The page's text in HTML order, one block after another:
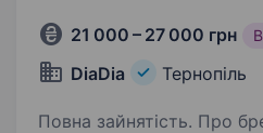
21 000 – 27 000 грн
DiaDia Тернопіль
Повна зайнятість. Про бренд Instagram: